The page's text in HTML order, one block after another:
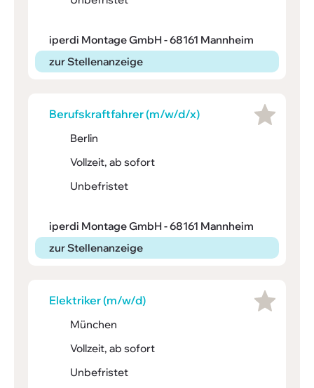
iperdi Montage GmbH - 68161 Mannheim
zur Stellenanzeige
Berufs­kraft­fahrer (m/w/d/x)
Berlin
Vollzeit, ab sofort
Unbefristet
iperdi Montage GmbH - 68161 Mannheim
zur Stellenanzeige
Elek­triker (m/w/d)
München
Vollzeit, ab sofort
Unbefristet